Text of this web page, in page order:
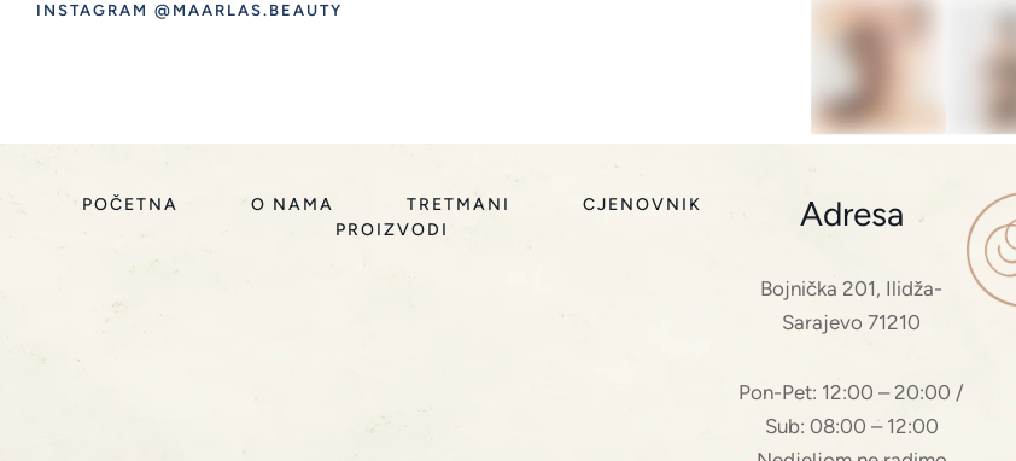
INSTAGRAM @MAARLAS.BEAUTY
POČETNA O NAMA TRETMANI
CJENOVNIK
PROIZVODI
Adresa
Bojnička 201, Ilidža-
Sarajevo 71210
Pon-Pet: 12:00 – 20:00 /
Sub: 08:00 – 12:00